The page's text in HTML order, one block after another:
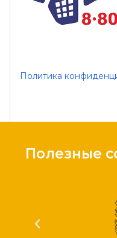
Политика
Полезные